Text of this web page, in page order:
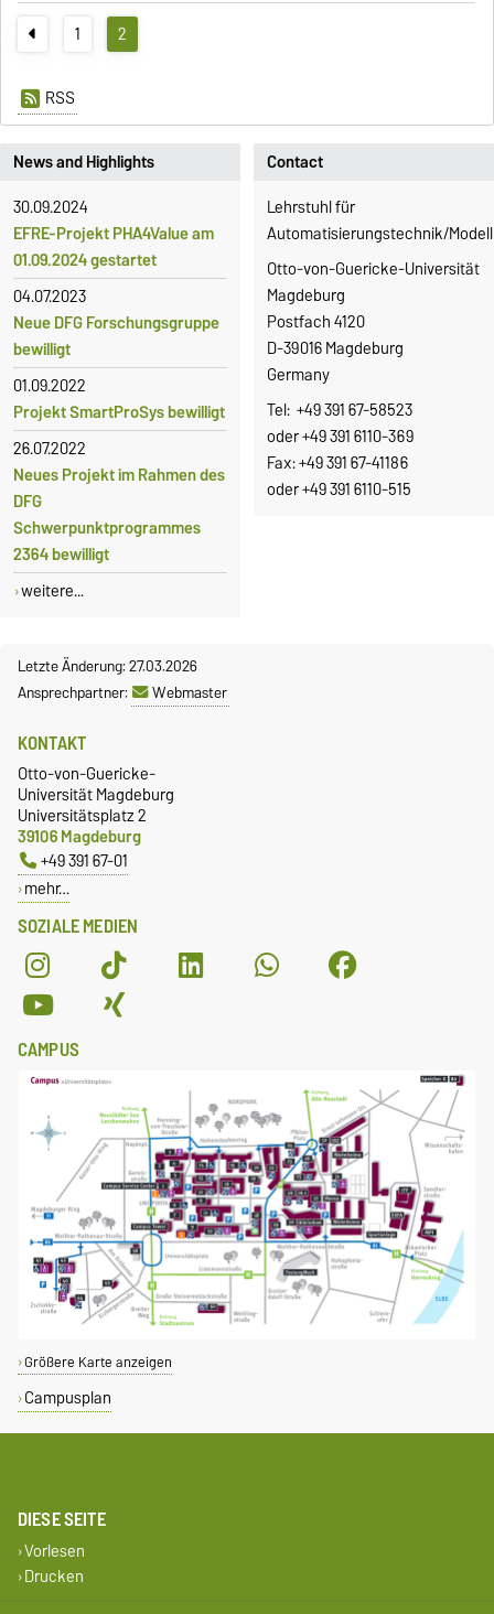
1
2
RSS
News and Highlights
30.09.2024
EFRE-Projekt PHA4Value am
01.09.2024 gestartet
04.07.2023
Neue DFG Forschungsgruppe
bewilligt
01.09.2022
Projekt SmartProSys bewilligt
26.07.2022
Neues Projekt im Rahmen des
DFG
Schwerpunktprogrammes
2364 bewilligt
weitere...
Contact
Lehrstuhl für
Automatisierungstechnik/
Otto-von-Guericke-Universität
Magdeburg
Postfach 4120
D-39016 Magdeburg
Germany
Tel: +49 391 67-58523
oder +49 391 6110-369
Fax: +49 391 67-41186
oder +49 391 6110-515
Letzte Änderung: 27.03.2026
Ansprechpartner:
Webmaster
SOZIALE MEDIEN
KONTAKT
Otto-von-Guericke-
Universität Magdeburg
Universitätsplatz 2
39106 Magdeburg
+49 391 67-01
mehr…
CAMPUS
Größere Karte anzeigen
Campusplan
DIESE SEITE
Vorlesen
Drucken